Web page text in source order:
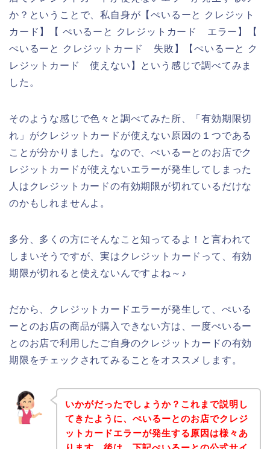
か？ということで、私自身が【ぺいるーと クレジット
カード】【 ぺいるーと クレジットカード エラー】【
ぺいるーと クレジットカード 失敗】【ぺいるーと ク
レジットカード 使えない】という感じで調べてみま
した。
そのような感じで色々と調べてみた所、「有効期限切
れ」がクレジットカードが使えない原因の１つである
ことが分かりました。なので、ぺいるーとのお店でク
レジットカードが使えないエラーが発生してしまった
人はクレジットカードの有効期限が切れているだけな
のかもしれませんよ。
多分、多くの方にそんなこと知ってるよ！と言われて
しまいそうですが、実はクレジットカードって、有効
期限が切れると使えないんですよね～♪
だから、クレジットカードエラーが発生して、ぺいる
ーとのお店の商品が購入できない方は、一度ぺいるー
とのお店で利用したご自身のクレジットカードの有効
期限をチェックされてみることをオススメします。
いかがだったでしょうか？これまで説明し
てきたように、ぺいるーとのお店でクレジ
ットカードエラーが発生する原因は様々あ